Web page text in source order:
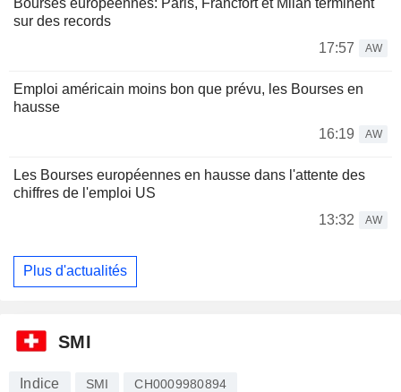
sur des records
17:57
AW
Emploi américain moins bon que prévu, les Bourses en
hausse
16:19
AW
Les Bourses européennes en hausse dans l'attente des
chiffres de l'emploi US
13:32
AW
Plus d'actualités
SMI
Indice SMI CH0009980894